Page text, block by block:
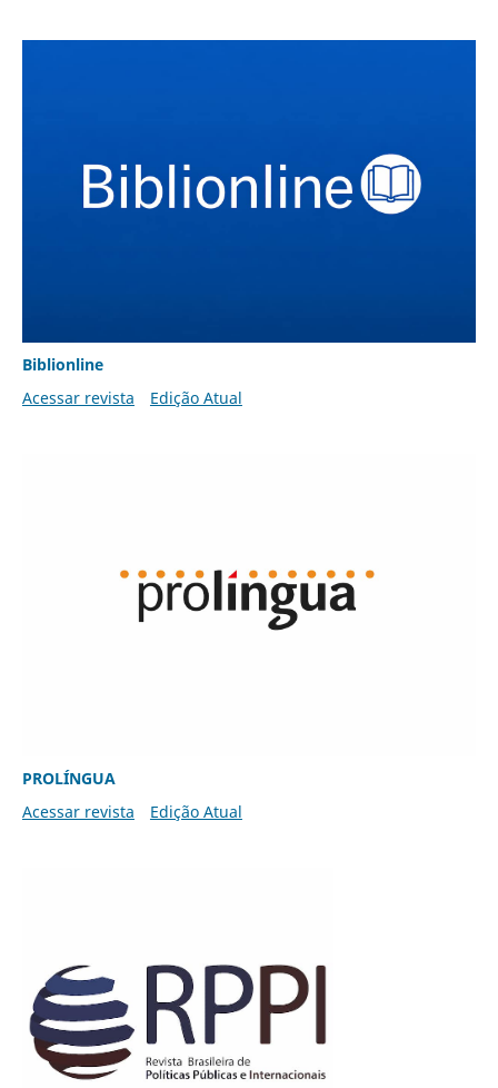
Biblionline
Acessar revista
Edição Atual
PROLÍNGUA
Acessar revista
Edição Atual